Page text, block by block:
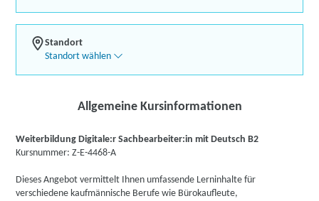
Standort
Standort wählen
Allgemeine Kursinformationen
Weiterbildung Digitale:r Sachbearbeiter:in mit Deutsch B2
Kursnummer: Z-E-4468-A
Dieses Angebot vermittelt Ihnen umfassende Lerninhalte für
verschiedene kaufmännische Berufe wie Bürokaufleute,